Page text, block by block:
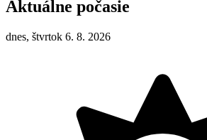
Aktuálne počasie
dnes, štvrtok 6. 8. 2026